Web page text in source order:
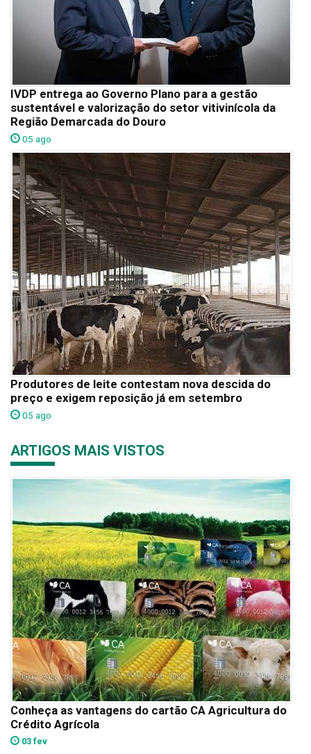
IVDP entrega ao Governo Plano para a gestão
sustentável e valorização do setor vitivinícola da
Região Demarcada do Douro
05 ago
Produtores de leite contestam nova descida do
preço e exigem reposição já em setembro
05 ago
ARTIGOS MAIS VISTOS
Conheça as vantagens do cartão CA Agricultura do
Crédito Agrícola
03 fev